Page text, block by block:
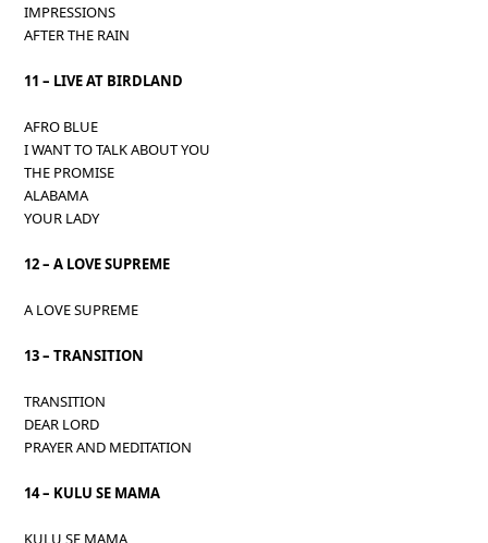
IMPRESSIONS
AFTER THE RAIN
11 – LIVE AT BIRDLAND
AFRO BLUE
I WANT TO TALK ABOUT YOU
THE PROMISE
ALABAMA
YOUR LADY
12 – A LOVE SUPREME
A LOVE SUPREME
13 – TRANSITION
TRANSITION
DEAR LORD
PRAYER AND MEDITATION
14 – KULU SE MAMA
KULU SE MAMA